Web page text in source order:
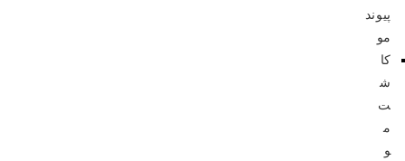
پیوند
مو
کا
ش
ت
م
و